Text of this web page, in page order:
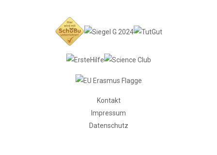
Kontakt
Impressum
Datenschutz